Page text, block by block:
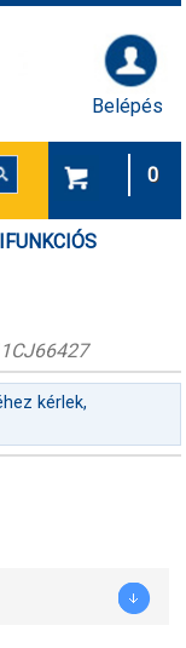
Belépés
0
kérlek,